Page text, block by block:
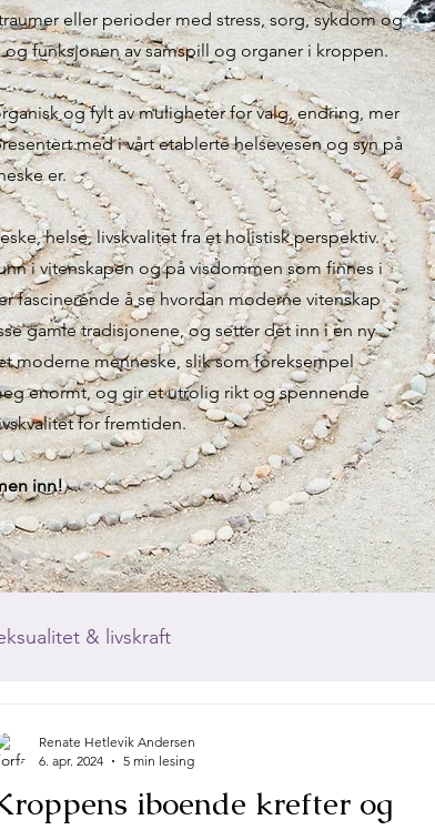
eller perioder med stress, sorg, sykdom og
funksjonen av samspill og organer i kroppen.
og fylt av muligheter for valg, endring, mer
med i vårt etablerte helsevesen og syn på
er.
helse, livskvalitet fra et holistisk perspektiv.
i vitenskapen og på visdommen som finnes i
fascinerende å se hvordan moderne vitenskap
gamle tradisjonene, og setter det inn i en ny
moderne menneske, slik som foreksempel
enormt, og gir et utrolig rikt og spennende
for fremtiden.
inn!
& livskraft
iboende krefter og
Renate Hetlevik Andersen
6. apr. 2024
5 min lesing